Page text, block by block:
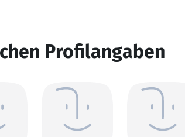
Profilangaben